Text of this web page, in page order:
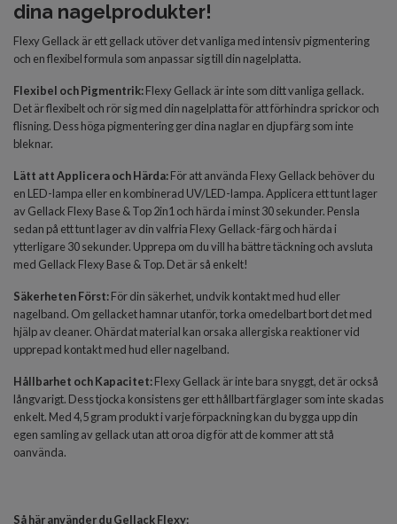
dina nagelprodukter!
Flexy Gellack är ett gellack utöver det vanliga med intensiv pigmentering
och en flexibel formula som anpassar sig till din nagelplatta.
Flexibel och Pigmentrik:Flexy Gellack är inte som ditt vanliga gellack.
Det är flexibelt och rör sig med din nagelplatta för att förhindra sprickor och
flisning. Dess höga pigmentering ger dina naglar en djup färg som inte
bleknar.
Lätt att Applicera och Härda:För att använda Flexy Gellack behöver du
en LED-lampa eller en kombinerad UV/LED-lampa. Applicera ett tunt lager
av Gellack Flexy Base & Top 2in1 och härda i minst 30 sekunder. Pensla
sedan på ett tunt lager av din valfria Flexy Gellack-färg och härda i
ytterligare 30 sekunder. Upprepa om du vill ha bättre täckning och avsluta
med Gellack Flexy Base & Top. Det är så enkelt!
SäkerhetenFörst:För din säkerhet, undvik kontakt med hud eller
nagelband. Om gellacket hamnar utanför, torka omedelbart bort det med
hjälp av cleaner. Ohärdat material kan orsaka allergiska reaktioner vid
upprepad kontakt med hud eller nagelband.
Hållbarhet och Kapacitet:Flexy Gellack är inte bara snyggt, det är också
långvarigt. Dess tjocka konsistens ger ett hållbart färglager som inte skadas
enkelt. Med 4,5 gram produkt i varje förpackning kan du bygga upp din
egen samling av gellack utan att oroa dig för att de kommer att stå
oanvända.
Så här använder du Gellack Flexy: